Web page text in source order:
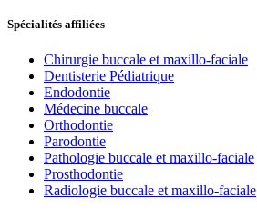
Spécialités affiliées
Chirurgie buccale et maxillo-faciale
Dentisterie Pédiatrique
Endodontie
Médecine buccale
Orthodontie
Parodontie
Pathologie buccale et maxillo-faciale
Prosthodontie
Radiologie buccale et maxillo-faciale